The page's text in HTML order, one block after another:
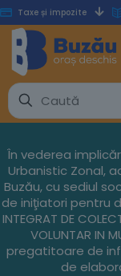
Taxe și impozite
În vederea
Urbanistic Zonal,
Buzău, cu sediul
de iniţiatori pentru
INTEGRAT DE
VOLUNTAR IN
pregatitoare de
de